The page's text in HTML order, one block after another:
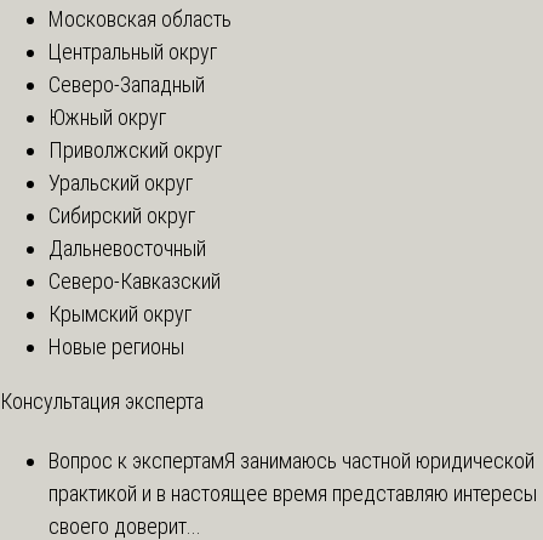
Московская область
Центральный округ
Северо-Западный
Южный округ
Приволжский округ
Уральский округ
Сибирский округ
Дальневосточный
Северо-Кавказский
Крымский округ
Новые регионы
Консультация эксперта
Вопрос к экспертамЯ занимаюсь частной юридической
практикой и в настоящее время представляю интересы
своего доверит...